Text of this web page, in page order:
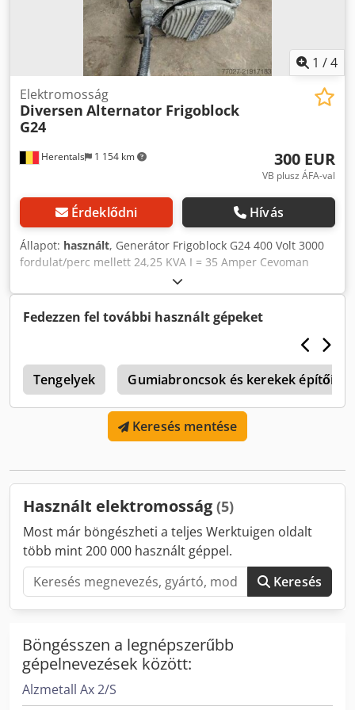
1 /4
Herentals 1 154 km
Elektromosság
Diversen Alternator Frigoblock
G24
300 EUR
VB plusz ÁFA-val
Érdeklődni Hívás
Állapot: használt, Generátor Frigoblock G24 400 Volt 3000
fordulat/perc mellett 24,25 KVA I = 35 Amper Cevoman
bvba. Lenskensdijk 5 Djdpey R Nt Uofx Aafskr 2200
Herentals Belgium
Fedezzen fel további használt gépeket
Tengelyek Gumiabroncsok és kerekek
Keresés mentése
Használt elektromosság (5)
Most már böngészheti a teljes Werktuigen oldalt
több mint 200 000 használt géppel.
Keresés
Böngésszen a legnépszerűbb
gépelnevezések között:
Alzmetall Ax 2/S